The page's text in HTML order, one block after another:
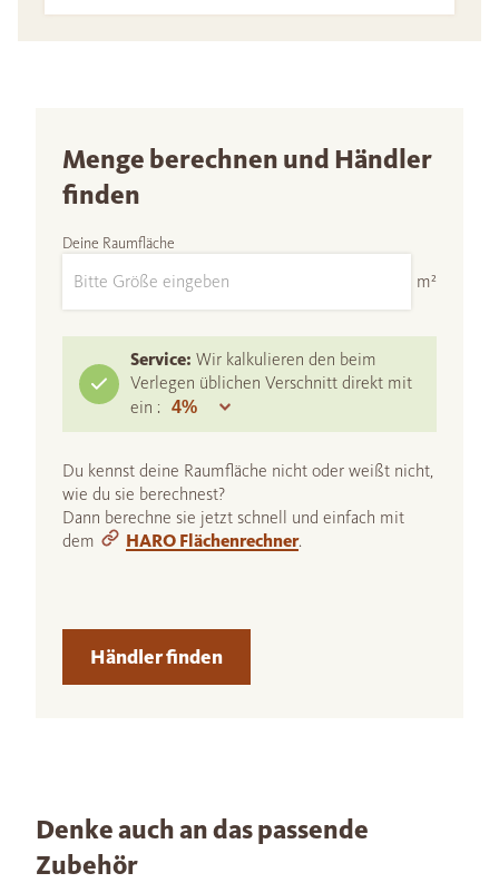
Menge berechnen und Händler
finden
Deine Raumfläche
m²
Service: Wir kalkulieren den beim
Verlegen üblichen Verschnitt direkt mit
ein :
Du kennst deine Raumfläche nicht oder weißt nicht,
wie du sie berechnest?
Dann berechne sie jetzt schnell und einfach mit
dem
HARO Flächenrechner.
Händler finden
Denke auch an das passende
Zubehör